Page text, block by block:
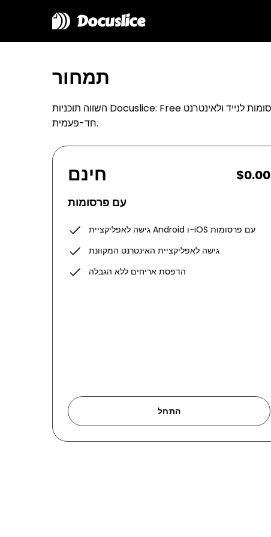
Docuslice
תמחור
השווה תוכניות Docuslice: Free עם פרסומות לנייד ולאינטרנט, Pro לגישה ללא פרסומות ב-Android וב-iOS, או Pro+ לכל הפלטפורמות כולל Mac ו-Windows. רכישה
חד-פעמית.
חינם $0.00
עם פרסומות
גישה לאפליקציית Android ו-iOS עם פרסומות
גישה לאפליקציית האינטרנט המקוונת
הדפסת אריחים ללא הגבלה
התחל